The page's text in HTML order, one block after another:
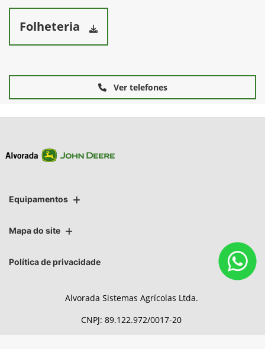
Folheteria
Ver telefones
Equipamentos
Mapa do site
Política de privacidade
Alvorada Sistemas Agrícolas Ltda.
CNPJ: 89.122.972/0017-20